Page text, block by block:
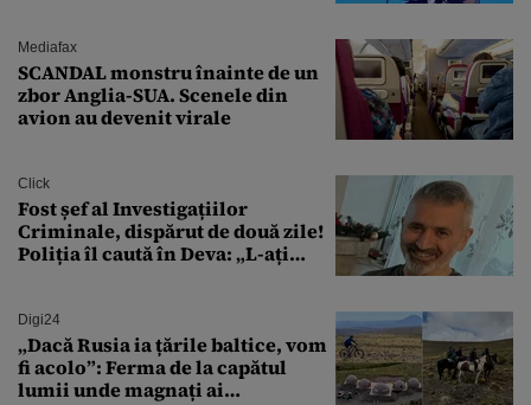
Mediafax
SCANDAL monstru înainte de un
zbor Anglia-SUA. Scenele din
avion au devenit virale
Click
Fost șef al Investigațiilor
Criminale, dispărut de două zile!
Poliția îl caută în Deva: „L-ați
Digi24
„Dacă Rusia ia țările baltice, vom
fi acolo”: Ferma de la capătul
lumii unde magnați ai